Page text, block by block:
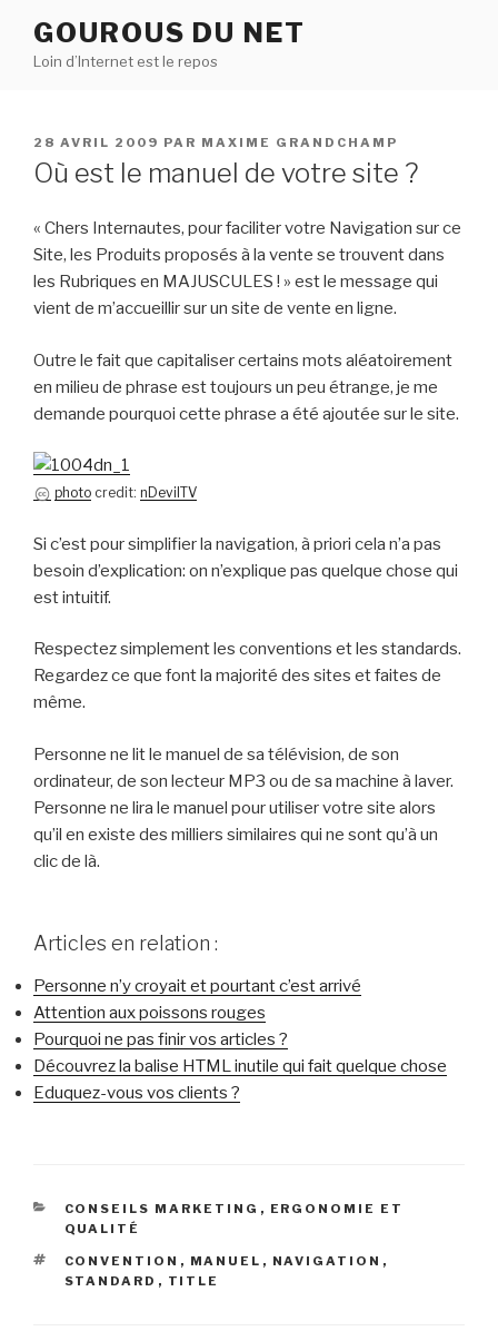
contenu
GOUROUS DU NET
Loin d’Internet est le repos
PUBLIÉ
LE
28 AVRIL 2009 PAR MAXIME GRANDCHAMP
Où est le manuel de votre site ?
« Chers Internautes, pour faciliter votre Navigation sur ce
Site, les Produits proposés à la vente se trouvent dans
les Rubriques en MAJUSCULES ! » est le message qui
vient de m’accueillir sur un site de vente en ligne.
Outre le fait que capitaliser certains mots aléatoirement
en milieu de phrase est toujours un peu étrange, je me
demande pourquoi cette phrase a été ajoutée sur le site.
photo credit: nDevilTV
Si c’est pour simplifier la navigation, à priori cela n’a pas
besoin d’explication: on n’explique pas quelque chose qui
est intuitif.
Respectez simplement les conventions et les standards.
Regardez ce que font la majorité des sites et faites de
même.
Personne ne lit le manuel de sa télévision, de son
ordinateur, de son lecteur MP3 ou de sa machine à laver.
Personne ne lira le manuel pour utiliser votre site alors
qu’il en existe des milliers similaires qui ne sont qu’à un
clic de là.
Articles en relation :
Personne n’y croyait et pourtant c’est arrivé
Attention aux poissons rouges
Pourquoi ne pas finir vos articles ?
Découvrez la balise HTML inutile qui fait quelque chose
Eduquez-vous vos clients ?
CATÉGORIES
CONSEILS MARKETING , ERGONOMIE ET
QUALITÉ
ÉTIQUETTES
CONVENTION , MANUEL , NAVIGATION ,
STANDARD , TITLE